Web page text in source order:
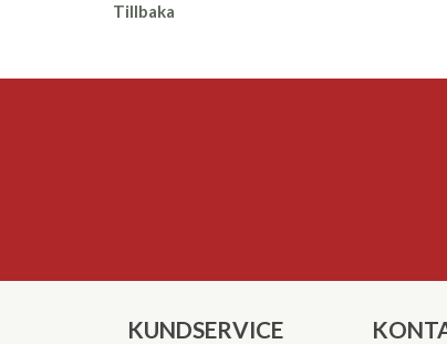
Tillbaka
KUNDSERVICE